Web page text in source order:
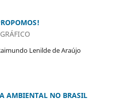
Lenilde de Araújo
AMBIENTAL NO BRASIL